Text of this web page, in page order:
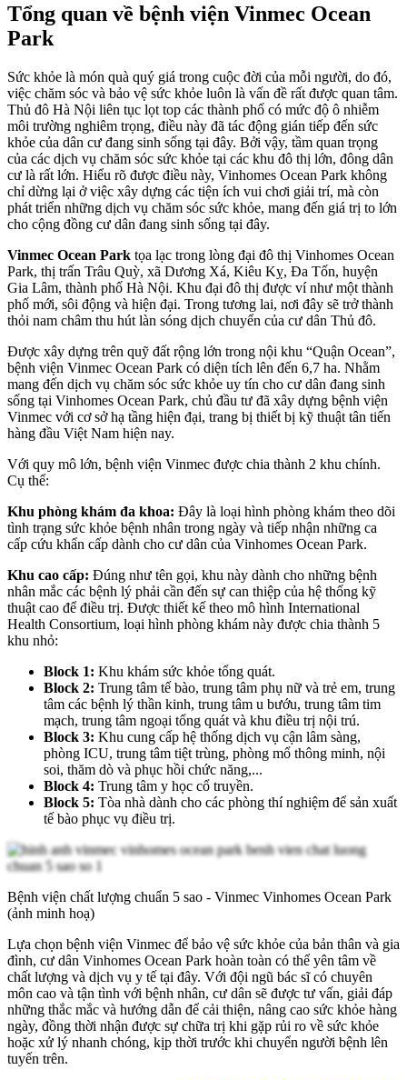
Tổng quan về bệnh viện Vinmec Ocean
Park
Sức khỏe là món quà quý giá trong cuộc đời của mỗi người, do đó,
việc chăm sóc và bảo vệ sức khỏe luôn là vấn đề rất được quan tâm.
Thủ đô Hà Nội liên tục lọt top các thành phố có mức độ ô nhiễm
môi trường nghiêm trọng, điều này đã tác động gián tiếp đến sức
khỏe của dân cư đang sinh sống tại đây. Bởi vậy, tầm quan trọng
của các dịch vụ chăm sóc sức khỏe tại các khu đô thị lớn, đông dân
cư là rất lớn. Hiểu rõ được điều này, Vinhomes Ocean Park không
chỉ dừng lại ở việc xây dựng các tiện ích vui chơi giải trí, mà còn
phát triển những dịch vụ chăm sóc sức khỏe, mang đến giá trị to lớn
cho cộng đồng cư dân đang sinh sống tại đây.
Vinmec Ocean Park tọa lạc trong lòng đại đô thị Vinhomes Ocean
Park, thị trấn Trâu Quỳ, xã Dương Xá, Kiêu Kỵ, Đa Tốn, huyện
Gia Lâm, thành phố Hà Nội. Khu đại đô thị được ví như một thành
phố mới, sôi động và hiện đại. Trong tương lai, nơi đây sẽ trở thành
thỏi nam châm thu hút làn sóng dịch chuyển của cư dân Thủ đô.
Được xây dựng trên quỹ đất rộng lớn trong nội khu “Quận Ocean”,
bệnh viện Vinmec Ocean Park có diện tích lên đến 6,7 ha. Nhằm
mang đến dịch vụ chăm sóc sức khỏe uy tín cho cư dân đang sinh
sống tại Vinhomes Ocean Park, chủ đầu tư đã xây dựng bệnh viện
Vinmec với cơ sở hạ tầng hiện đại, trang bị thiết bị kỹ thuật tân tiến
hàng đầu Việt Nam hiện nay.
Với quy mô lớn, bệnh viện Vinmec được chia thành 2 khu chính.
Cụ thể:
Khu phòng khám đa khoa: Đây là loại hình phòng khám theo dõi
tình trạng sức khỏe bệnh nhân trong ngày và tiếp nhận những ca
cấp cứu khẩn cấp dành cho cư dân của Vinhomes Ocean Park.
Khu cao cấp: Đúng như tên gọi, khu này dành cho những bệnh
nhân mắc các bệnh lý phải cần đến sự can thiệp của hệ thống kỹ
thuật cao để điều trị. Được thiết kế theo mô hình International
Health Consortium, loại hình phòng khám này được chia thành 5
khu nhỏ:
Block 1: Khu khám sức khỏe tổng quát.
Block 2: Trung tâm tế bào, trung tâm phụ nữ và trẻ em, trung
tâm các bệnh lý thần kinh, trung tâm u bướu, trung tâm tim
mạch, trung tâm ngoại tổng quát và khu điều trị nội trú.
Block 3: Khu cung cấp hệ thống dịch vụ cận lâm sàng,
phòng ICU, trung tâm tiệt trùng, phòng mổ thông minh, nội
soi, thăm dò và phục hồi chức năng,...
Block 4: Trung tâm y học cổ truyền.
Block 5: Tòa nhà dành cho các phòng thí nghiệm để sản xuất
tế bào phục vụ điều trị.
Bệnh viện chất lượng chuẩn 5 sao - Vinmec Vinhomes Ocean Park
(ảnh minh hoạ)
Lựa chọn bệnh viện Vinmec để bảo vệ sức khỏe của bản thân và gia
đình, cư dân Vinhomes Ocean Park hoàn toàn có thể yên tâm về
chất lượng và dịch vụ y tế tại đây. Với đội ngũ bác sĩ có chuyên
môn cao và tận tình với bệnh nhân, cư dân sẽ được tư vấn, giải đáp
những thắc mắc và hướng dẫn để cải thiện, nâng cao sức khỏe hàng
ngày, đồng thời nhận được sự chữa trị khi gặp rủi ro về sức khỏe
hoặc xử lý nhanh chóng, kịp thời trước khi chuyển người bệnh lên
tuyến trên.